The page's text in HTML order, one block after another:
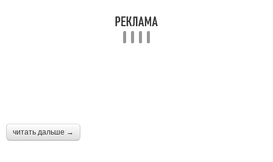
читать дальше →